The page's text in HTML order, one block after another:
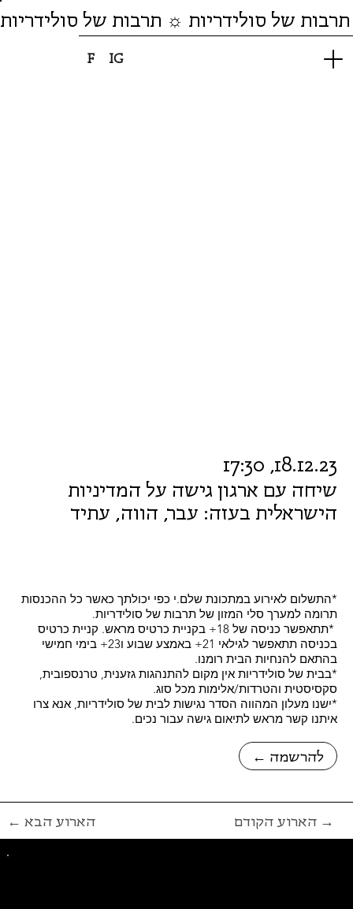
F IG
של סולידריות ☼ תרבות של סולידריות
שיחה עם ארגון גישה על המדיניות
הישראלית בעזה: עבר, הווה, עתיד
← להרשמה
18.12.23, 17:30
*התשלום לאירוע במתכונת שלם.י כפי יכולתך כאשר כל ההכנסות
תרומה למערך סלי המזון של תרבות של סולידריות.
*תתאפשר כניסה של 18+ בקניית כרטיס מראש. קניית כרטיס
בכניסה תתאפשר לגילאי 21+ באמצע שבוע ו23+ בימי חמישי
בהתאם להנחיות הבית רומנו.
*בבית של סולידריות אין מקום להתנהגות גזענית, טרנספובית,
סקסיסטית והטרדות/אלימות מכל סוג.
*ישנו מעלון המהווה הסדר נגישות לבית של סולידריות, אנא צרו
איתנו קשר מראש לתיאום גישה עבור נכים.
← הארוע הבא הארוע הקודם →